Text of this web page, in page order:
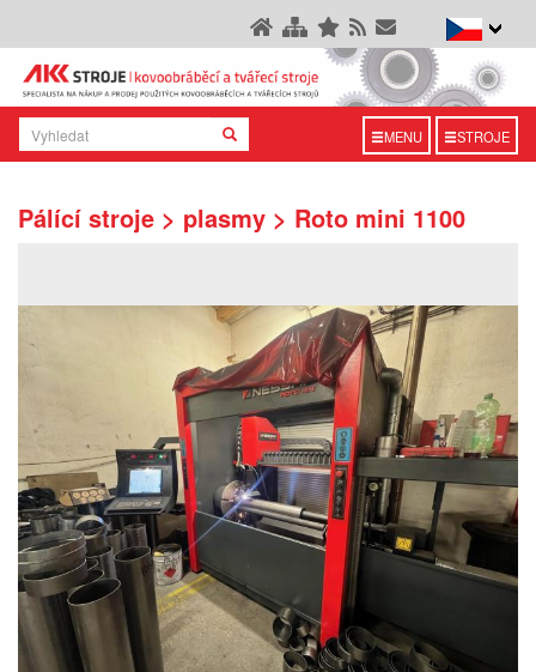
MENU STROJE
Pálící stroje > plasmy > Roto mini 1100